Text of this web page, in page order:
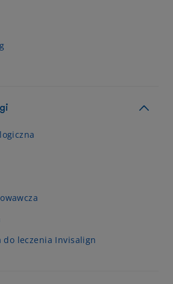
do leczenia Invisalign